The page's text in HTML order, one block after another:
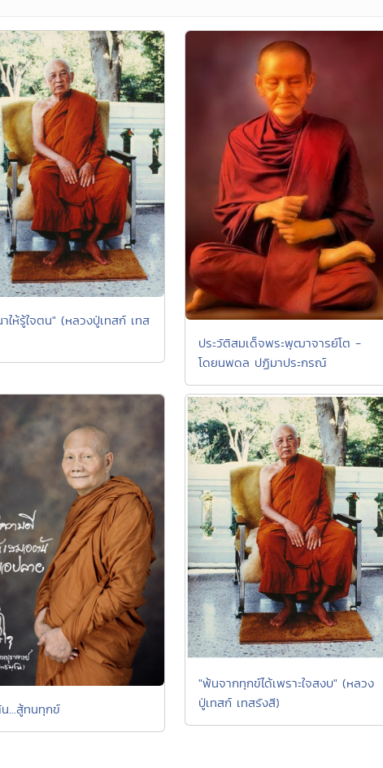
ให้รู้ใจตน" (หลวงปู่เทสก์ เทส
ประวัติสมเด็จพระพุฒาจารย์โต -
โดยนพดล ปฏิมาประกรณ์
...สู้ทนทุกข์
"พ้นจากทุกข์ได้เพราะใจสงบ" (หลวง
ปู่เทสก์ เทสรังสี)